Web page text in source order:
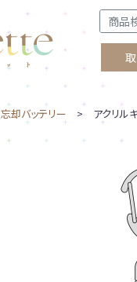
忘却バッテリー > アクリルキ